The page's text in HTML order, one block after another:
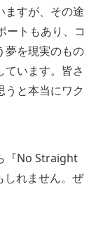
ますが、その途
ートもあり、コ
夢を現実のもの
います。皆さ
と本当にワク
『No Straight
しれません。ぜ